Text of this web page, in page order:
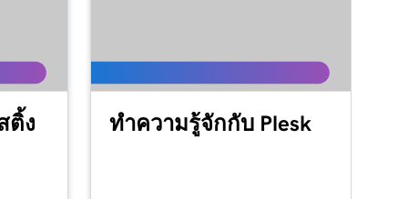
ติ้ง
ทำความรู้จักกับ Plesk